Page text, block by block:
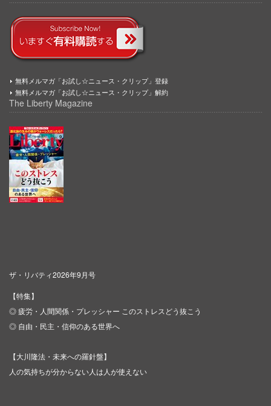
無料メルマガ「お試し☆ニュース・クリップ」登録
無料メルマガ「お試し☆ニュース・クリップ」解約
The Liberty Magazine
ザ・リバティ2026年9月号
【特集】
◎ 疲労・人間関係・プレッシャー このストレスどう抜こう
◎ 自由・民主・信仰のある世界へ
【大川隆法・未来への羅針盤】
人の気持ちが分からない人は人が使えない